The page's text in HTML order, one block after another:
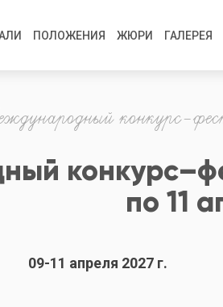
ПОЛОЖЕНИЯ ЖЮРИ ГАЛЕРЕЯ
по 11
09-11 апреля 2027 г.